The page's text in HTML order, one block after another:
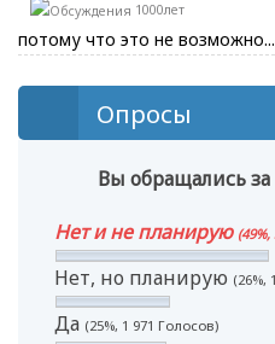
1000лет
потому что это не возможно...
Опросы
Вы обращались
Нет и не планирую
Нет, но планирую (26%,
Да (25%, 1 971 Голосов)